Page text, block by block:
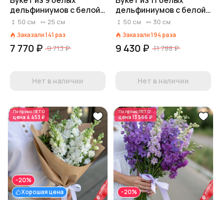
дельфиниумов с белой
лентой
50 см 25 см
Заказали141 раз
7 770 ₽ 9 713 ₽
Нет в наличии
дельфиниумов с белой
лентой
50 см 30 см
Заказали194раза
9 430 ₽ 11 788 ₽
Нет в наличии
По промоЛЕТО
цена 4 453 ₽
Хорошая цена
-20%
По промоЛЕТО
цена13 566 ₽
-20%